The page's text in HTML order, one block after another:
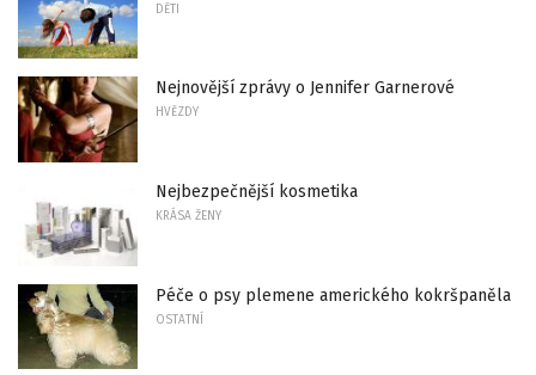
DĚTI
Nejnovější zprávy o Jennifer Garnerové
HVĚZDY
Nejbezpečnější kosmetika
KRÁSA ŽENY
Péče o psy plemene amerického kokršpaněla
OSTATNÍ